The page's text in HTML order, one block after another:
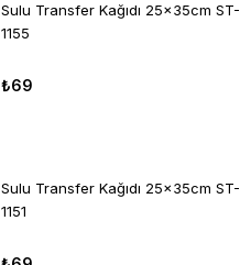
Sulu Transfer Kağıdı 25x35cm ST-
1155
₺69
Sulu Transfer Kağıdı 25x35cm ST-
1151